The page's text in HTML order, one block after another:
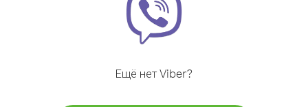
Ещё нет Viber?